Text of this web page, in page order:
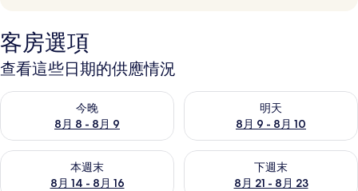
客房選項
查看這些日期的供應情況
今晚
8月 8 - 8月 9
查看今晚 (8月 8 - 8月 9) 的供應情況
明天
8月 9 - 8月 10
查看明天 (8月 9 - 8月 10) 的供
本週末
8月 14 - 8月 16
查看本週末 (8月 14 - 8月 16) 的供應情況
下週末
8月 21 - 8月 23
查看下週末 (8月 21 - 8月 23)